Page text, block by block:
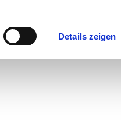
Details zeigen